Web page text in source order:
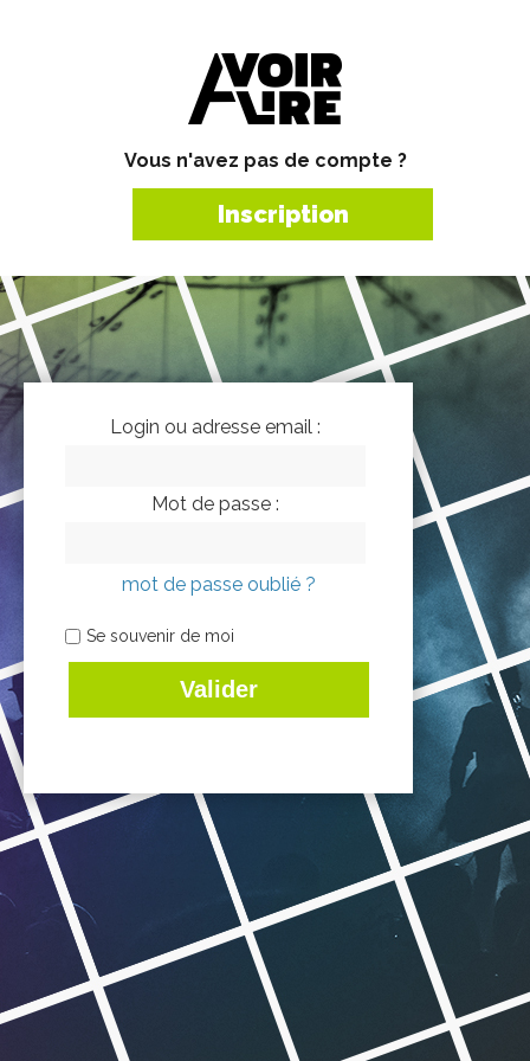
Vous n'avez pas de compte ?
Inscription
Login ou adresse email :
Mot de passe :
mot de passe oublié ?
Se souvenir de moi